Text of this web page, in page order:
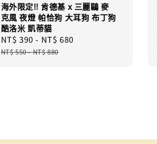
海外限定‼️ 肯德基 x 三麗鷗 麥
克風 夜燈 帕恰狗 大耳狗 布丁狗
酷洛米 凱蒂貓
Sale
price
NT$ 390 - NT$ 680
NT$ 550-NT$ 880